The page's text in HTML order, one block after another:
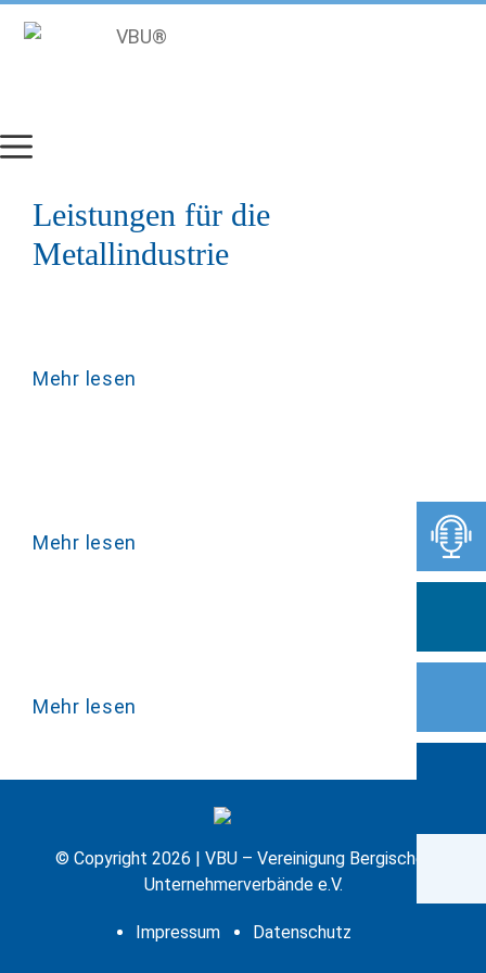
Inhalt
Leistungen für die
Metallindustrie
Mehr lesen
Mehr lesen
Mehr lesen
© Copyright 2026 | VBU – Vereinigung Bergischer
Unternehmerverbände e.V.
Impressum Datenschutz